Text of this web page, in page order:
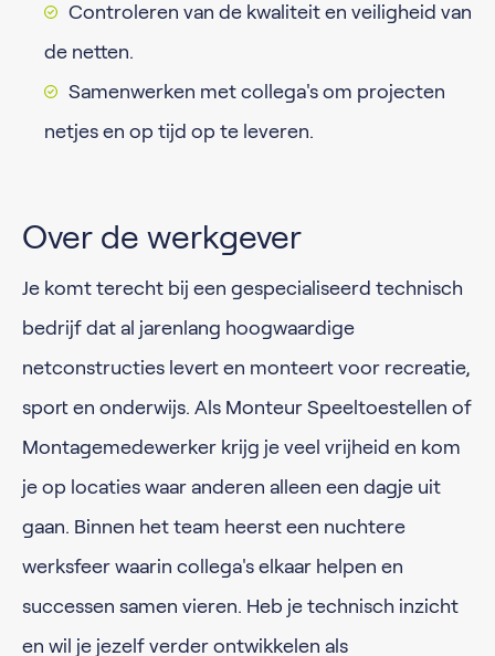
Controleren van de kwaliteit en veiligheid van
de netten.
Samenwerken met collega's om projecten
netjes en op tijd op te leveren.
Over de werkgever
Je komt terecht bij een gespecialiseerd technisch
bedrijf dat al jarenlang hoogwaardige
netconstructies levert en monteert voor recreatie,
sport en onderwijs. Als Monteur Speeltoestellen of
Montagemedewerker krijg je veel vrijheid en kom
je op locaties waar anderen alleen een dagje uit
gaan. Binnen het team heerst een nuchtere
werksfeer waarin collega's elkaar helpen en
successen samen vieren. Heb je technisch inzicht
en wil je jezelf verder ontwikkelen als